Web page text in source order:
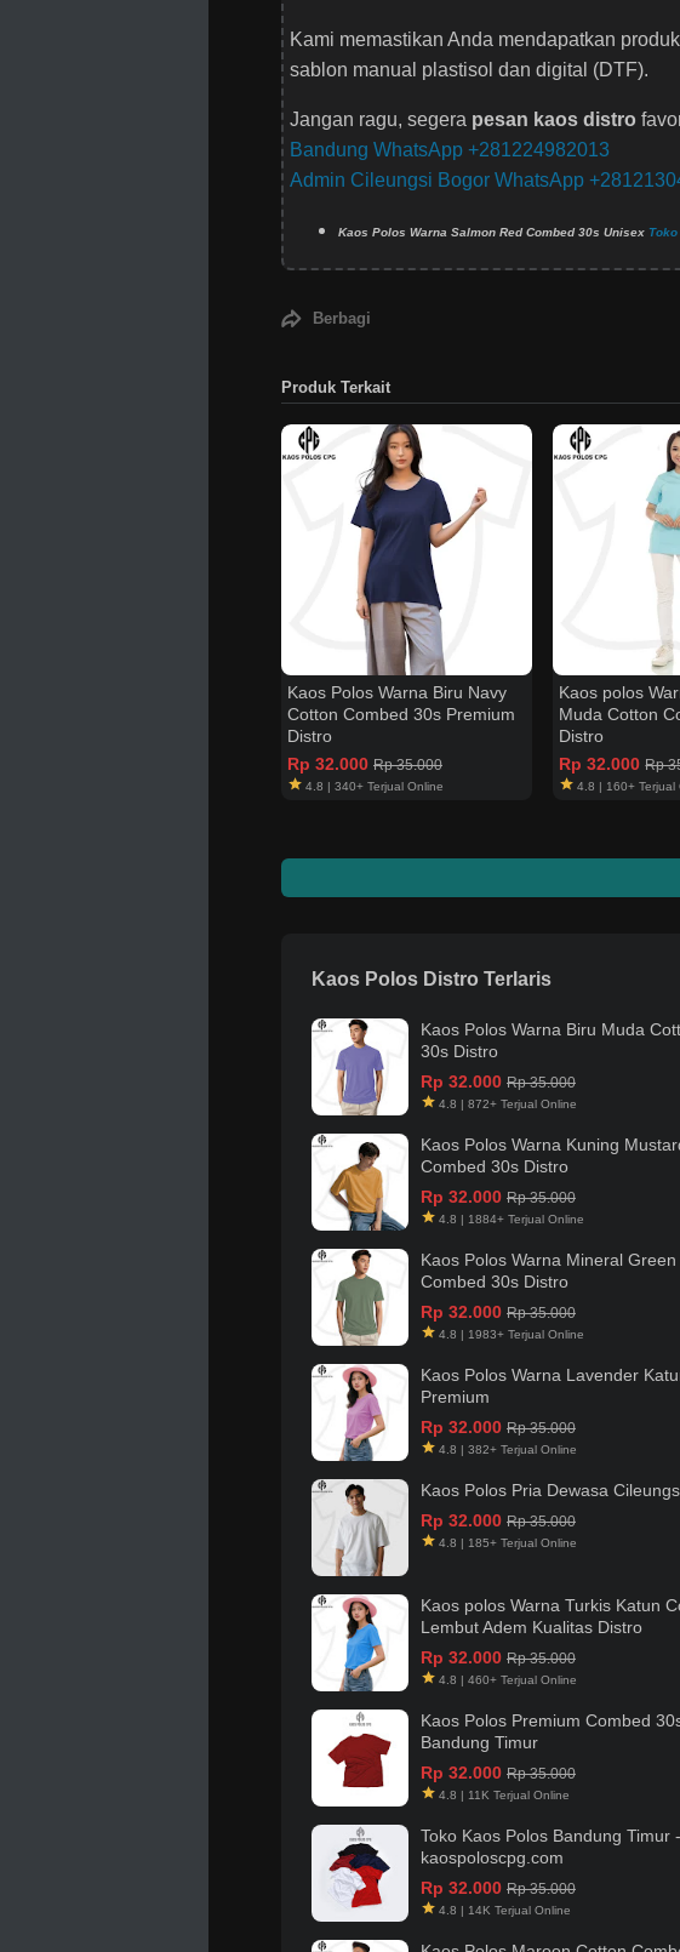
Kami memastikan Anda mendapatkan
sablon manual plastisol dan digital (DTF).
Jangan ragu, segera pesan kaos distro
Bandung WhatsApp +281224982013
Admin Cileungsi Bogor WhatsApp
Kaos Polos Warna Salmon Red Combed 30s Unisex
Berbagi
Produk Terkait
Kaos Polos Warna Biru Navy
Cotton Combed 30s Premium
Distro
Rp 32.000 Rp 35.000
4.8 | 340+ Terjual Online
Kaos polos
Muda Cotton
Distro
Rp 32.000Rp
4.8 | 160+ Terjual
Kaos Polos Distro Terlaris
Kaos Polos Warna Biru Muda
30s Distro
Rp 32.000 Rp 35.000
4.8 | 872+ Terjual Online
Kaos Polos Warna Kuning
Combed 30s Distro
Rp 32.000 Rp 35.000
4.8 | 1884+ Terjual Online
Kaos Polos Warna Mineral Green
Combed 30s Distro
Rp 32.000 Rp 35.000
4.8 | 1983+ Terjual Online
Kaos Polos Warna Lavender
Premium
Rp 32.000 Rp 35.000
4.8 | 382+ Terjual Online
Kaos Polos Pria Dewasa
Rp 32.000 Rp 35.000
4.8 | 185+ Terjual Online
Kaos polos Warna Turkis Katun
Lembut Adem Kualitas Distro
Rp 32.000 Rp 35.000
4.8 | 460+ Terjual Online
Kaos Polos Premium Combed
Bandung Timur
Rp 32.000 Rp 35.000
4.8 | 11K Terjual Online
Toko Kaos Polos Bandung Timur
kaospoloscpg.com
Rp 32.000 Rp 35.000
4.8 | 14K Terjual Online